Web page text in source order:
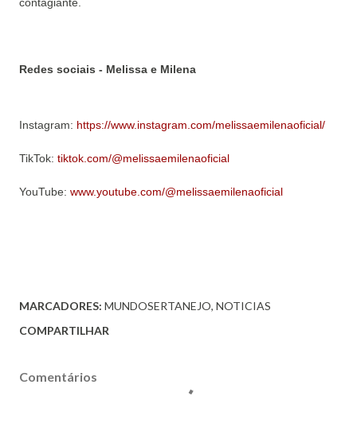
Redes sociais - Melissa e Milena
Instagram: https://www.instagram.com/melissaemilenaoficial/
TikTok: tiktok.com/@melissaemilenaoficial
YouTube: www.youtube.com/@melissaemilenaoficial
MARCADORES: MUNDOSERTANEJO NOTICIAS
COMPARTILHAR
Comentários